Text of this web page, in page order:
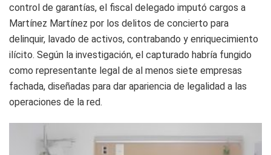
control de garantías, el fiscal delegado imputó cargos a
Martínez Martínez por los delitos de concierto para
delinquir, lavado de activos, contrabando y enriquecimiento
ilícito. Según la investigación, el capturado habría fungido
como representante legal de al menos siete empresas
fachada, diseñadas para dar apariencia de legalidad a las
operaciones de la red.